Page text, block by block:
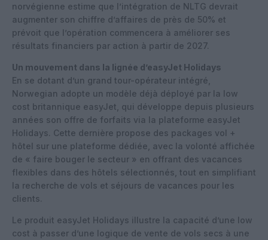
norvégienne estime que l’intégration de NLTG devrait
augmenter son chiffre d’affaires de près de 50% et
prévoit que l’opération commencera à améliorer ses
résultats financiers par action à partir de 2027.
Un mouvement dans la lignée d’easyJet Holidays
En se dotant d’un grand tour-opérateur intégré,
Norwegian adopte un modèle déjà déployé par la low
cost britannique easyJet, qui développe depuis plusieurs
années son offre de forfaits via la plateforme easyJet
Holidays. Cette dernière propose des packages vol +
hôtel sur une plateforme dédiée, avec la volonté affichée
de « faire bouger le secteur » en offrant des vacances
flexibles dans des hôtels sélectionnés, tout en simplifiant
la recherche de vols et séjours de vacances pour les
clients.
Le produit easyJet Holidays illustre la capacité d’une low
cost à passer d’une logique de vente de vols secs à une